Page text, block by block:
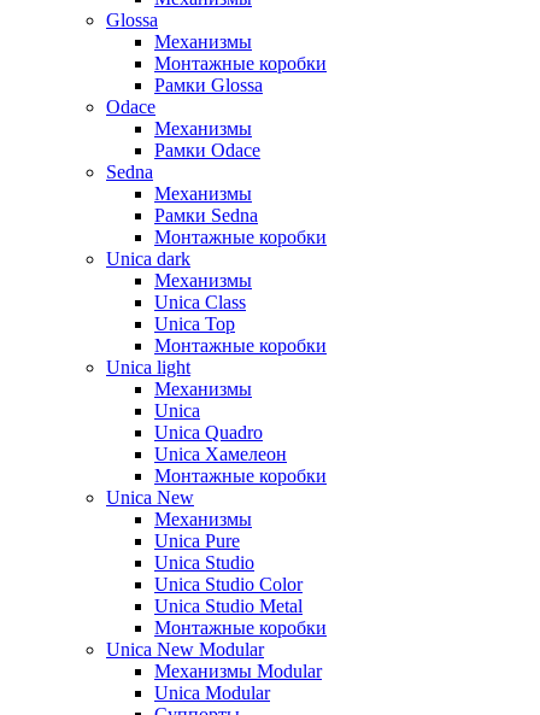
Glossa
Механизмы
Монтажные коробки
Рамки Glossa
Odace
Механизмы
Рамки Odace
Sedna
Механизмы
Рамки Sedna
Монтажные коробки
Unica dark
Механизмы
Unica Class
Unica Top
Монтажные коробки
Unica light
Механизмы
Unica
Unica Quadro
Unica Хамелеон
Монтажные коробки
Unica New
Механизмы
Unica Pure
Unica Studio
Unica Studio Color
Unica Studio Metal
Монтажные коробки
Unica New Modular
Механизмы Modular
Unica Modular